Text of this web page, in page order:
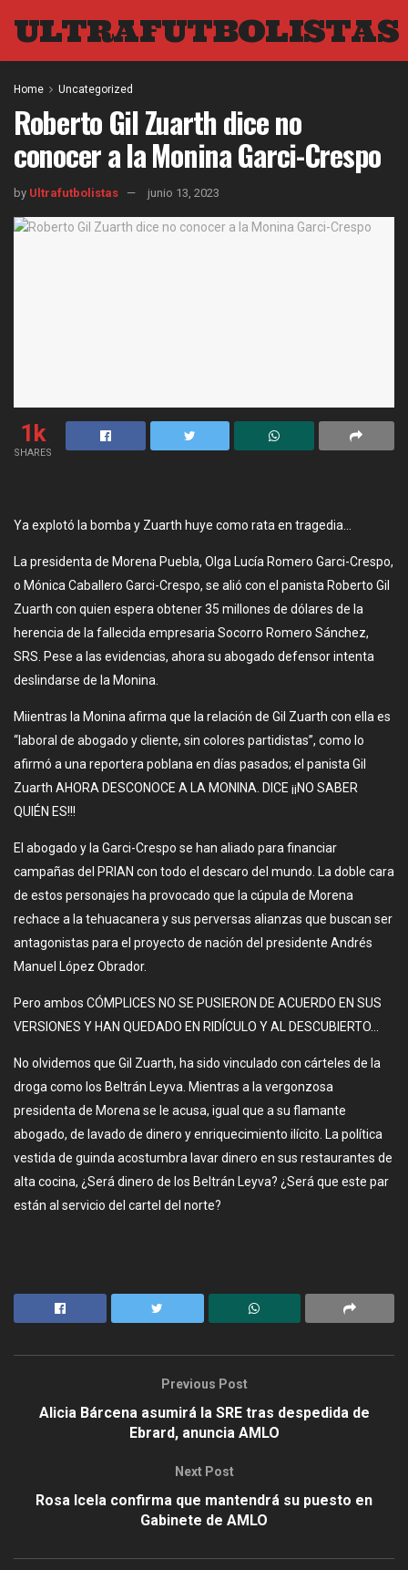
ULTRAFUTBOLISTAS
Home Uncategorized
Roberto Gil Zuarth dice no
conocer a la Monina Garci-Crespo
by Ultrafutbolistas junio 13, 2023
1k
SHARES
Ya explotó la bomba y Zuarth huye como rata en tragedia…
La presidenta de Morena Puebla, Olga Lucía Romero Garci-Crespo,
o Mónica Caballero Garci-Crespo, se alió con el panista Roberto Gil
Zuarth con quien espera obtener 35 millones de dólares de la
herencia de la fallecida empresaria Socorro Romero Sánchez,
SRS. Pese a las evidencias, ahora su abogado defensor intenta
deslindarse de la Monina.
Miientras la Monina afirma que la relación de Gil Zuarth con ella es
“laboral de abogado y cliente, sin colores partidistas”, como lo
afirmó a una reportera poblana en días pasados; el panista Gil
Zuarth AHORA DESCONOCE A LA MONINA. DICE ¡¡NO SABER
QUIÉN ES!!!
El abogado y la Garci-Crespo se han aliado para financiar
campañas del PRIAN con todo el descaro del mundo. La doble cara
de estos personajes ha provocado que la cúpula de Morena
rechace a la tehuacanera y sus perversas alianzas que buscan ser
antagonistas para el proyecto de nación del presidente Andrés
Manuel López Obrador.
Pero ambos CÓMPLICES NO SE PUSIERON DE ACUERDO EN SUS
VERSIONES Y HAN QUEDADO EN RIDÍCULO Y AL DESCUBIERTO…
No olvidemos que Gil Zuarth, ha sido vinculado con cárteles de la
droga como los Beltrán Leyva. Mientras a la vergonzosa
presidenta de Morena se le acusa, igual que a su flamante
abogado, de lavado de dinero y enriquecimiento ilícito. La política
vestida de guinda acostumbra lavar dinero en sus restaurantes de
alta cocina, ¿Será dinero de los Beltrán Leyva? ¿Será que este par
están al servicio del cartel del norte?
Previous Post
Alicia Bárcena asumirá la SRE tras despedida de
Ebrard, anuncia AMLO
Next Post
Rosa Icela confirma que mantendrá su puesto en
Gabinete de AMLO